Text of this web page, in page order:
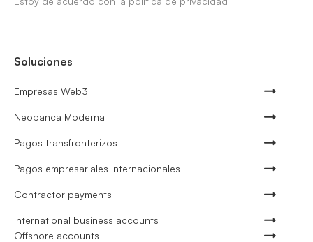
Soluciones
Empresas Web3
Neobanca Moderna
Pagos transfronterizos
Pagos empresariales internacionales
Contractor payments
International business accounts
Offshore accounts